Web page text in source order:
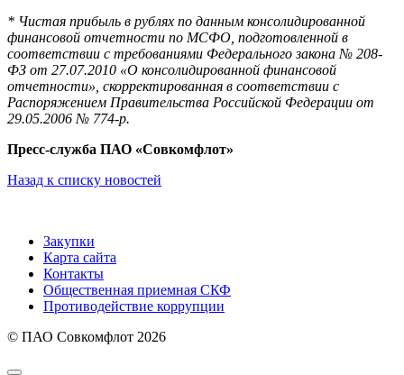
* Чистая прибыль в рублях по данным консолидированной
финансовой отчетности по МСФО, подготовленной в
соответствии с требованиями Федерального закона № 208-
ФЗ от 27.07.2010 «О консолидированной финансовой
отчетности», скорректированная в соответствии с
Распоряжением Правительства Российской Федерации от
29.05.2006 № 774-р.
Пресс-служба ПАО «Совкомфлот»
Назад к списку новостей
Закупки
Карта сайта
Контакты
Общественная приемная СКФ
Противодействие коррупции
© ПАО Совкомфлот 2026